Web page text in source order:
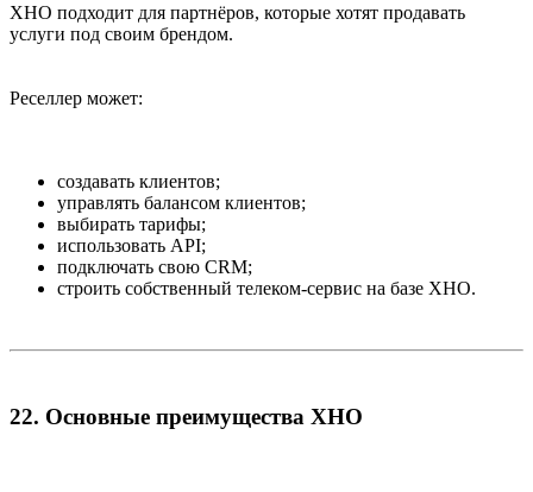
XHO подходит для партнёров, которые хотят продавать
услуги под своим брендом.
Реселлер может:
создавать клиентов;
управлять балансом клиентов;
выбирать тарифы;
использовать API;
подключать свою CRM;
строить собственный телеком-сервис на базе XHO.
22. Основные преимущества XHO​